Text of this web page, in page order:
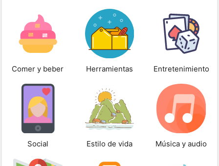
Comer y beber Herramientas Entretenimiento
Social Estilo de vida Música y audio